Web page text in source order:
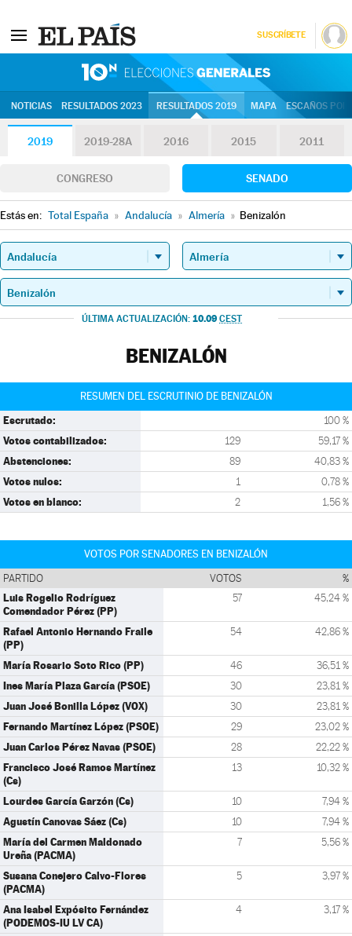
SUSCRÍBETE
NOTICIAS RESULTADOS 2023 RESULTADOS 2019 MAPA ESCAÑOS
2019 2019-28A 2016 2015 2011
CONGRESO SENADO
Estás en: Total España » Andalucía » Almería » Benizalón
ÚLTIMA ACTUALIZACIÓN: 10.09 CEST
BENIZALÓN
RESUMEN DEL ESCRUTINIO DE BENIZALÓN
Escrutado: 100 %
Votos contabilizados: 129 59,17 %
Abstenciones: 89 40,83 %
Votos nulos: 1 0,78 %
Votos en blanco: 2 1,56 %
VOTOS POR SENADORES EN BENIZALÓN
PARTIDO VOTOS %
Luis Rogelio Rodríguez
Comendador Pérez (PP)
57 45,24 %
Rafael Antonio Hernando Fraile
(PP)
54 42,86 %
María Rosario Soto Rico (PP) 46 36,51 %
Ines María Plaza García (PSOE) 30 23,81 %
Juan José Bonilla López (VOX) 30 23,81 %
Fernando Martínez López (PSOE) 29 23,02 %
Juan Carlos Pérez Navas (PSOE) 28 22,22 %
Francisco José Ramos Martínez
(Cs)
13 10,32 %
Lourdes García Garzón (Cs) 10 7,94 %
Agustín Canovas Sáez (Cs) 10 7,94 %
María del Carmen Maldonado
Ureña (PACMA)
7 5,56 %
Susana Conejero Calvo-Flores
(PACMA)
5 3,97 %
Ana Isabel Expósito Fernández
(PODEMOS-IU LV CA)
4 3,17 %